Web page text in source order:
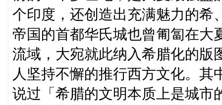
个印度，还创造出充满魅力的希
帝国的首都华氏城也曾匍匐在大
流域，大宛就此纳入希腊化的版
人坚持不懈的推行西方文化。
说过「希腊的文明本质上是城市